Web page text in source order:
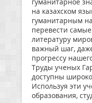
на казахском
гуманитарным
перевести
литературу
важный шаг,
прогрессу
Труды ученых
доступны
Используя эти
образования,